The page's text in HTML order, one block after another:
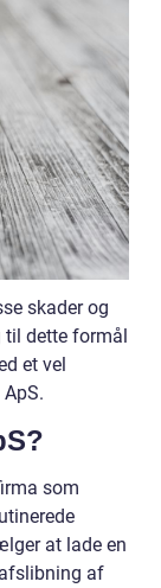
skader og
til dette formål
et vel
som
at lade en
af